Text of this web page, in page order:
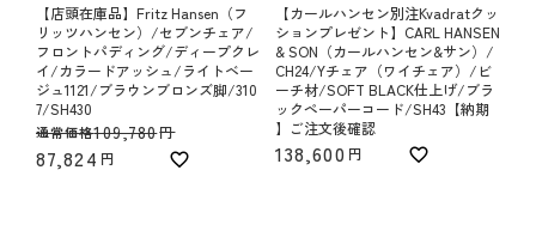
【店頭在庫品】Fritz Hansen（フ
リッツハンセン）/セブンチェア/
フロントパディング/ディープクレ
イ/カラードアッシュ/ライトベー
ジュ1121/ブラウンブロンズ脚/310
7/SH430
通常価格109,780
87,824
【カールハンセン別注Kvadratクッ
ションプレゼント】CARL HANSEN
& SON（カールハンセン&サン）/
CH24/Yチェア（ワイチェア）/ビ
ーチ材/SOFT BLACK仕上げ/ブラ
ックペーパーコード/SH43【納期
】ご注文後確認
138,600